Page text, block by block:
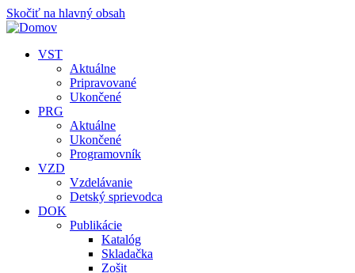
Skočiť na hlavný obsah
VST
Aktuálne
Pripravované
Ukončené
PRG
Aktuálne
Ukončené
Programovník
VZD
Vzdelávanie
Detský sprievodca
DOK
Publikácie
Katalóg
Skladačka
Zošit